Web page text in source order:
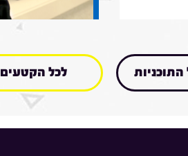
לכל הקטעים